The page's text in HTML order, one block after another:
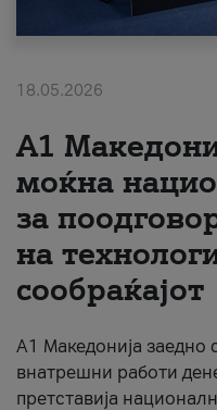
Надополни кредит
#ПодобарОнлајн
18.05.2026
A1
моќна
за
на
сообраќајот
A1 Македонија заедно
внатрешни работи
претставија